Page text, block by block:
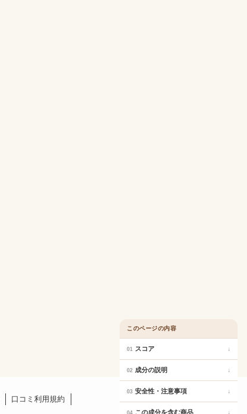
口コミ利用規約
このページの内容
01 スコア ↓
02 成分の説明 ↓
03 安全性・注意事項 ↓
04 この成分を含む商品 ↓